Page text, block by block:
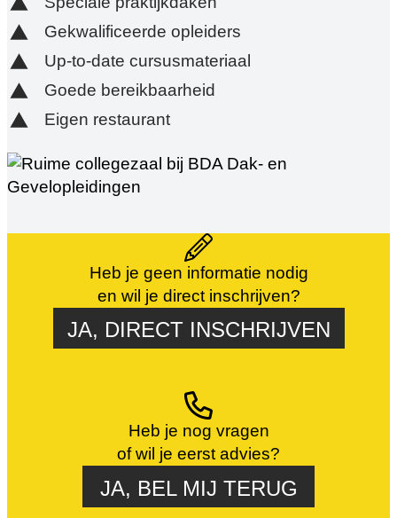
Gekwalificeerde opleiders
Up-to-date cursusmateriaal
Goede bereikbaarheid
Eigen restaurant
Heb je geen informatie nodig
en wil je direct inschrijven?
JA, DIRECT INSCHRIJVEN
Heb je nog vragen
of wil je eerst advies?
JA, BEL MIJ TERUG